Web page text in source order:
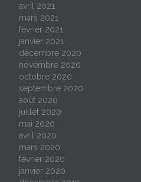
avril 2021
mars 2021
février 2021
janvier 2021
décembre 2020
novembre 2020
octobre 2020
septembre 2020
août 2020
juillet 2020
mai 2020
avril 2020
mars 2020
février 2020
janvier 2020